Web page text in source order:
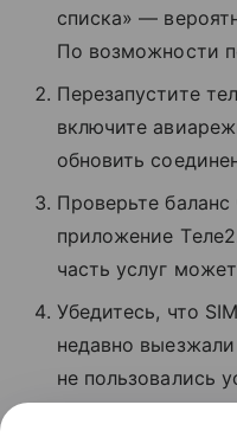
списка» —
По возможности
Перезапустите
включите
обновить
Проверьте
приложение
часть услуг
Убедитесь, что
недавно
не пользовались